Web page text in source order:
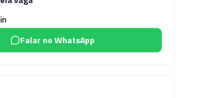
Falar no WhatsApp